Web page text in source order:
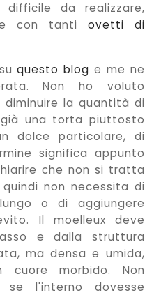
da realizzare,
con tanti ovetti di
questo blog e me ne
Non ho voluto
diminuire la quantità di
una torta piuttosto
dolce particolare, di
significa appunto
che non si tratta
non necessita di
o di aggiungere
Il moelleux deve
e dalla struttura
ma densa e umida,
morbido. Non
se l'interno dovesse